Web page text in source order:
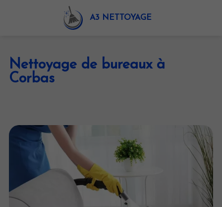
A3 NETTOYAGE
Nettoyage de bureaux à
Corbas